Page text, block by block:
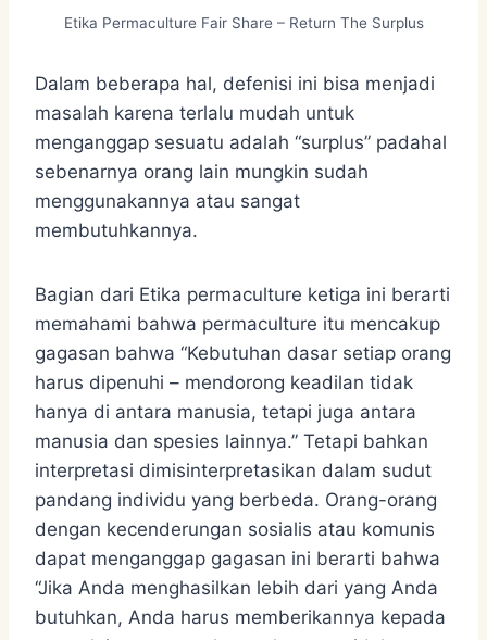
Etika Permaculture Fair Share – Return The Surplus
Dalam beberapa hal, defenisi ini bisa menjadi
masalah karena terlalu mudah untuk
menganggap sesuatu adalah “surplus” padahal
sebenarnya orang lain mungkin sudah
menggunakannya atau sangat
membutuhkannya.
Bagian dari Etika permaculture ketiga ini berarti
memahami bahwa permaculture itu mencakup
gagasan bahwa “Kebutuhan dasar setiap orang
harus dipenuhi – mendorong keadilan tidak
hanya di antara manusia, tetapi juga antara
manusia dan spesies lainnya.” Tetapi bahkan
interpretasi dimisinterpretasikan dalam sudut
pandang individu yang berbeda. Orang-orang
dengan kecenderungan sosialis atau komunis
dapat menganggap gagasan ini berarti bahwa
“Jika Anda menghasilkan lebih dari yang Anda
butuhkan, Anda harus memberikannya kepada